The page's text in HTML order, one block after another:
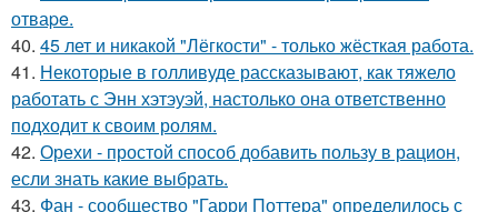
отваpe.
40. 45 лет и никакой "Лёгкости" - только жёсткая работа.
41. Некоторые в голливуде рассказывают, как тяжело
работать с Энн хэтэуэй, настолько она ответственно
подходит к своим ролям.
42. Орехи - простой способ добавить пользу в рацион,
если знать какие выбрать.
43. Фан - сообщество "Гарри Поттера" определилось с